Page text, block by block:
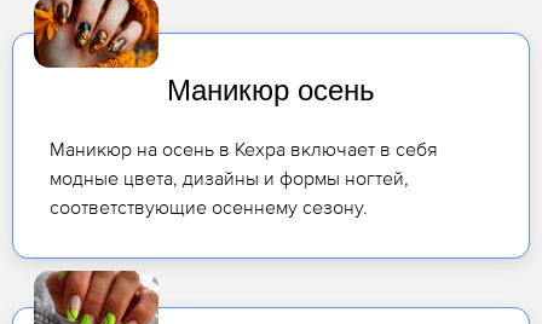
Маникюр осень
Маникюр на осень в Кехра включает в себя
модные цвета, дизайны и формы ногтей,
соответствующие осеннему сезону.